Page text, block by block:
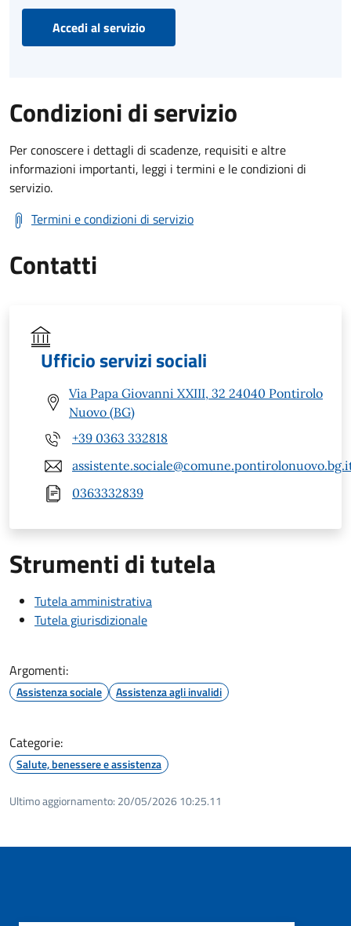
Accedi al servizio
Condizioni di servizio
Per conoscere i dettagli di scadenze, requisiti e altre
informazioni importanti, leggi i termini e le condizioni di
servizio.
Termini e condizioni di servizio
Contatti
Ufficio servizi sociali
Via Papa Giovanni XXIII, 32 24040 Pontirolo
Nuovo (BG)
+39 0363 332818
0363332839
Strumenti di tutela
Tutela amministrativa
Tutela giurisdizionale
Argomenti:
Assistenza sociale Assistenza agli invalidi
Categorie:
Salute, benessere e assistenza
Ultimo aggiornamento: 20/05/2026 10:25.11